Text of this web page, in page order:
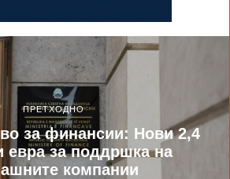
ПРЕТХОДНО
за финансии: Нови 2,4
евра за поддршка на
компании